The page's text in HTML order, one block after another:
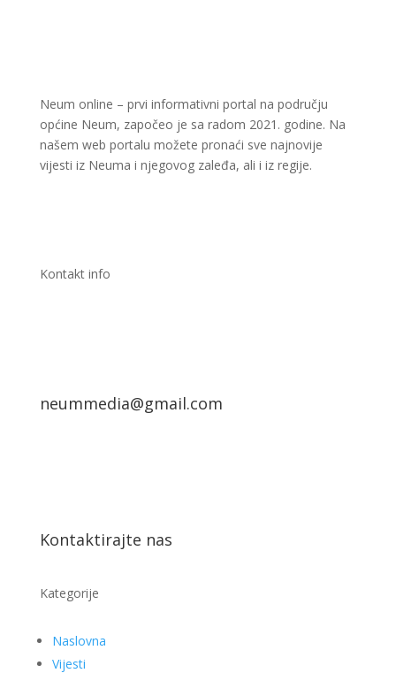
Neum online – prvi informativni portal na području
općine Neum, započeo je sa radom 2021. godine. Na
našem web portalu možete pronaći sve najnovije
vijesti iz Neuma i njegovog zaleđa, ali i iz regije.
Kontakt info
neummedia@gmail.com
Kontaktirajte nas
Kategorije
Naslovna
Vijesti